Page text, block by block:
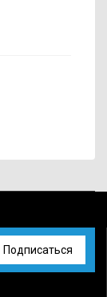
Подписаться